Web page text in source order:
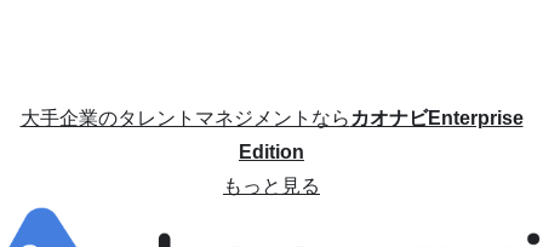
大手企業のタレントマネジメントならカオナビEnterprise
Edition
もっと見る